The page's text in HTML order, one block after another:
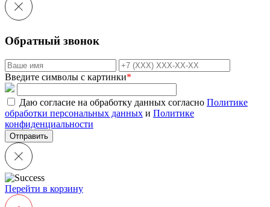
Обратный звонок
Введите символы с картинки*
Даю согласие на обработку данных согласно Политике
обработки персональных данных и Политике
конфиденциальности
Перейти в корзину